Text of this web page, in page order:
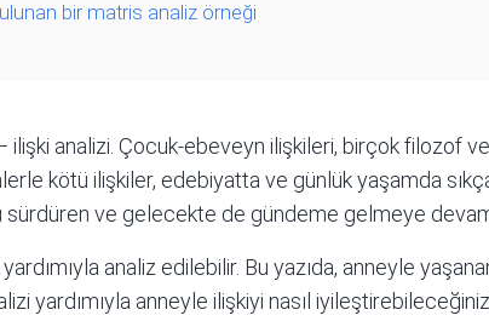
bir matris analiz örneği
ilişki analizi. Çocuk-ebeveyn ilişkileri, birçok filozof
kötü ilişkiler, edebiyatta ve günlük yaşamda
sürdüren ve gelecekte de gündeme gelmeye
yardımıyla analiz edilebilir. Bu yazıda, anneyle
yardımıyla anneyle ilişkiyi nasıl